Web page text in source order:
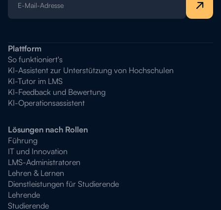
Plattform
So funktioniert's
KI-Assistent zur Unterstützung von Hochschulen
KI-Tutor im LMS
KI-Feedback und Bewertung
KI-Operationsassistent
Lösungen nach Rollen
Führung
IT und Innovation
LMS-Administratoren
Lehren & Lernen
Dienstleistungen für Studierende
Lehrende
Studierende